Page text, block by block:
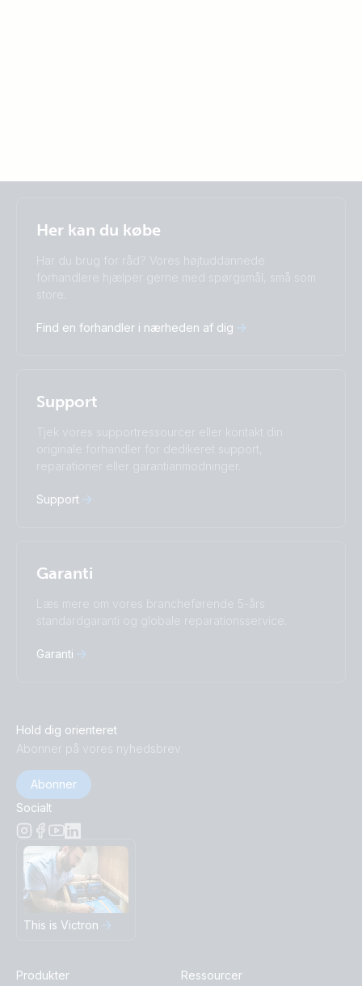
Dansk
Change language
Čeština
Dansk
Italiano
Magyar
Suomalainen
Русский
Українська
中國人
Subscribe
Her kan du købe
Har du brug for råd? Vores højtuddannede
forhandlere hjælper gerne med spørgsmål, små som
store.
Find en forhandler i nærheden af dig
Support
Tjek vores supportressourcer eller kontakt din
originale forhandler for dedikeret support,
reparationer eller garantianmodninger.
Support
Garanti
Læs mere om vores brancheførende 5-års
standardgaranti og globale reparationsservice.
Garanti
Hold dig orienteret
Abonner på vores nyhedsbrev
Abonner
Socialt
This is Victron
Produkter
Ressourcer